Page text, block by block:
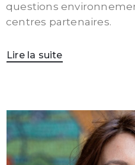
questions
centres partenaires.
Lire la suite